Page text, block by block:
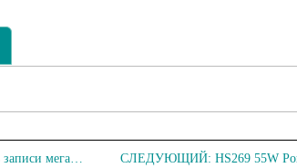
DSP166HD 15W Высокая точность записи мегафон СЛЕДУЮЩИЙ: